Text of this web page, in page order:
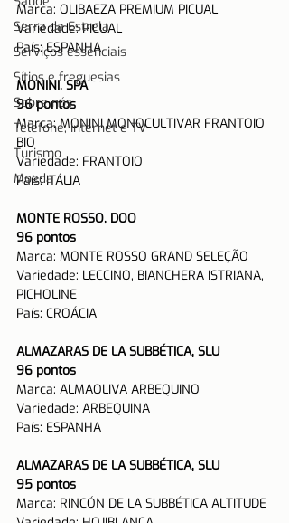
Serra da Estrela
Serviços essenciais
Sítios e freguesias
Sobre nós
Telefone, Internet e TV
Turismo
Moeda
Marca: OLIBAEZA PREMIUM PICUAL
Variedade: PICUAL
País: ESPANHA
MONINI, SPA
96 pontos
Marca: MONINI MONOCULTIVAR FRANTOIO
BIO
Variedade: FRANTOIO
País: ITÁLIA
MONTE ROSSO, DOO
96 pontos
Marca: MONTE ROSSO GRAND SELEÇÃO
Variedade: LECCINO, BIANCHERA ISTRIANA,
PICHOLINE
País: CROÁCIA
ALMAZARAS DE LA SUBBÉTICA, SLU
96 pontos
Marca: ALMAOLIVA ARBEQUINO
Variedade: ARBEQUINA
País: ESPANHA
ALMAZARAS DE LA SUBBÉTICA, SLU
95 pontos
Marca: RINCÓN DE LA SUBBÉTICA ALTITUDE